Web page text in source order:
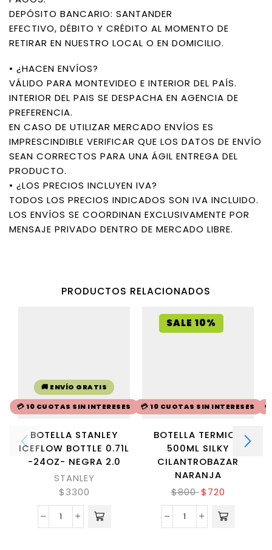
DEPÓSITO BANCARIO: SANTANDER
EFECTIVO, DÉBITO Y CRÉDITO AL MOMENTO DE
RETIRAR EN NUESTRO LOCAL O EN DOMICILIO.
• ¿HACEN ENVÍOS?
VÁLIDO PARA MONTEVIDEO E INTERIOR DEL PAÍS.
INTERIOR DEL PAIS SE DESPACHA EN AGENCIA DE
PREFERENCIA.
EN CASO DE UTILIZAR MERCADO ENVÍOS ES
IMPRESCINDIBLE VERIFICAR QUE LOS DATOS DE ENVÍO
SEAN CORRECTOS PARA UNA ÁGIL ENTREGA DEL
PRODUCTO.
• ¿LOS PRECIOS INCLUYEN IVA?
TODOS LOS PRECIOS INDICADOS SON IVA INCLUIDO.
LOS ENVÍOS SE COORDINAN EXCLUSIVAMENTE POR
MENSAJE PRIVADO DENTRO DE MERCADO LIBRE.
PRODUCTOS RELACIONADOS
🚚 ENVÍO GRATIS
💳 10 CUOTAS SIN INTERESES
BOTELLA STANLEY
ICEFLOW BOTTLE 0.71L
-24OZ- NEGRA 2.0
STANLEY
$3300
SALE 10%
💳 10 CUOTAS SIN INTERESES
BOTELLA TERMICA
500ML SILKY
CILANTROBAZAR
NARANJA
$800 $720